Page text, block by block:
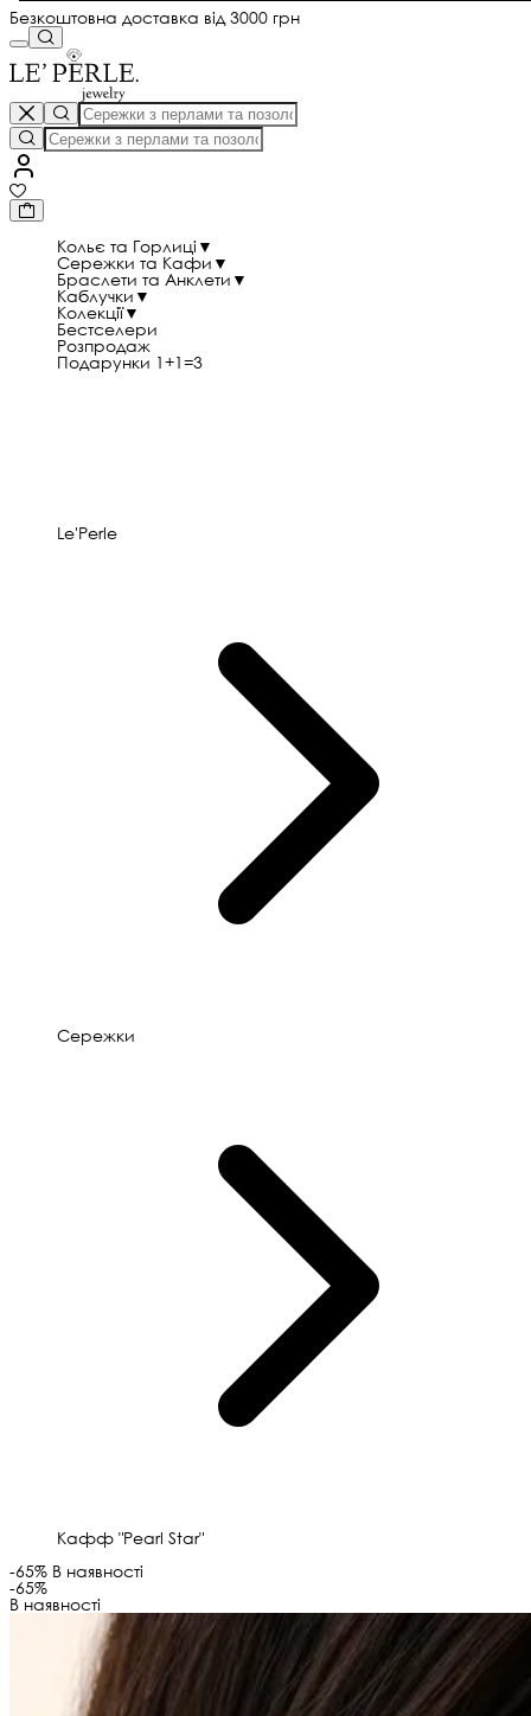
Безкоштовна доставка від 3000 грн
Кольє та Горлиці ▼
Сережки та Кафи ▼
Браслети та Анклети ▼
Каблучки ▼
Колекції▼
Бестселери
Розпродаж
Подарунки 1+1=3
Le'Perle
Сережки
Кафф "Pearl Star"
-65% В наявності
-65%
В наявності